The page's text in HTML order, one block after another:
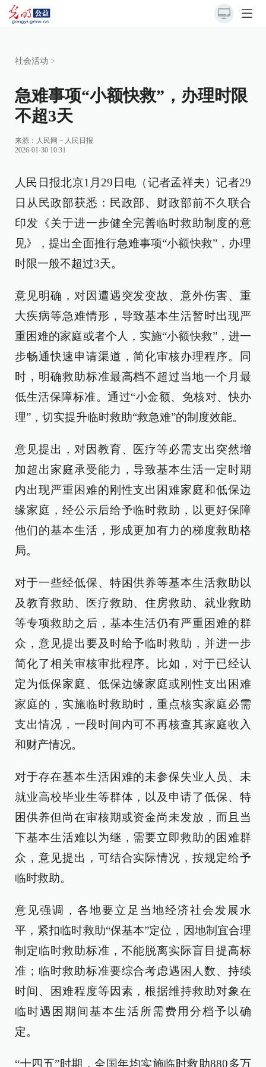
社会活动 >
急难事项“小额快救”，办理时限
不超3天
来源： 人民网－人民日报
2026-01-30 10:31
人民日报北京1月29日电（记者孟祥夫）记者29
日从民政部获悉：民政部、财政部前不久联合
印发《关于进一步健全完善临时救助制度的意
见》，提出全面推行急难事项“小额快救”，办理
时限一般不超过3天。
意见明确，对因遭遇突发变故、意外伤害、重
大疾病等急难情形，导致基本生活暂时出现严
重困难的家庭或者个人，实施“小额快救”，进一
步畅通快速申请渠道，简化审核办理程序。同
时，明确救助标准最高档不超过当地一个月最
低生活保障标准。通过“小金额、免核对、快办
理”，切实提升临时救助“救急难”的制度效能。
意见提出，对因教育、医疗等必需支出突然增
加超出家庭承受能力，导致基本生活一定时期
内出现严重困难的刚性支出困难家庭和低保边
缘家庭，经公示后给予临时救助，以更好保障
他们的基本生活，形成更加有力的梯度救助格
局。
对于一些经低保、特困供养等基本生活救助以
及教育救助、医疗救助、住房救助、就业救助
等专项救助之后，基本生活仍有严重困难的群
众，意见提出要及时给予临时救助，并进一步
简化了相关审核审批程序。比如，对于已经认
定为低保家庭、低保边缘家庭或刚性支出困难
家庭的，实施临时救助时，重点核实家庭必需
支出情况，一段时间内可不再核查其家庭收入
和财产情况。
对于存在基本生活困难的未参保失业人员、未
就业高校毕业生等群体，以及申请了低保、特
困供养但尚在审核期或资金尚未发放，而且当
下基本生活难以为继，需要立即救助的困难群
众，意见提出，可结合实际情况，按规定给予
临时救助。
意见强调，各地要立足当地经济社会发展水
平，紧扣临时救助“保基本”定位，因地制宜合理
制定临时救助标准，不能脱离实际盲目提高标
准；临时救助标准要综合考虑遇困人数、持续
时间、困难程度等因素，根据维持救助对象在
临时遇困期间基本生活所需费用分档予以确
定。
“十四五”时期，全国年均实施临时救助880多万